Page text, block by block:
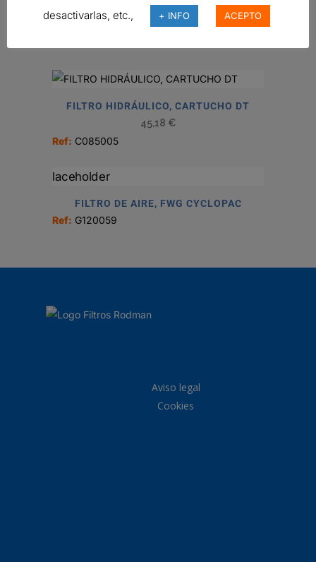
FILTRO DE AIRE, PSD POWERCORE
293,17€
FILTRO HIDRÁULICO, CARTUCHO DT
45,18 €
Ref: C085005
FILTRO DE AIRE, FWG CYCLOPAC
Ref: G120059
Aviso legal
Cookies
desactivarlas, etc.,
+ INFO ACEPTO